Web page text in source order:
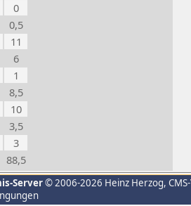
0
0,5
11
6
1
8,5
10
3,5
3
88,5
Server© 2006-2026 Heinz Herzog,